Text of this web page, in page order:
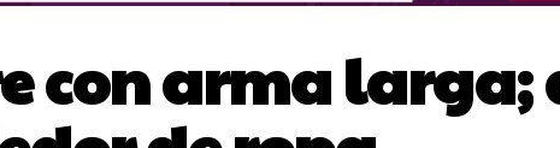
con arma larga;